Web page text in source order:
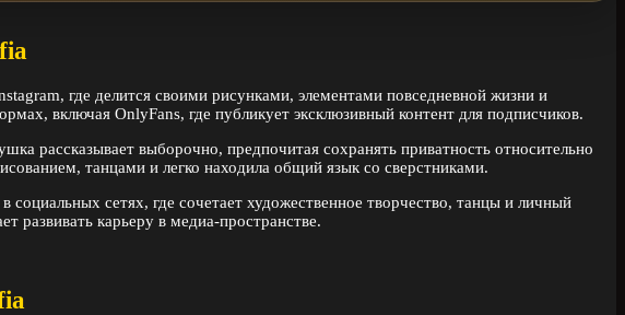
где делится своими рисунками, элементами повседневной жизни и
включая OnlyFans, где публикует эксклюзивный контент для подписчиков.
рассказывает выборочно, предпочитая сохранять приватность относительно
танцами и легко находила общий язык со сверстниками.
сетях, где сочетает художественное творчество, танцы и личный
развивать карьеру в медиа-пространстве.